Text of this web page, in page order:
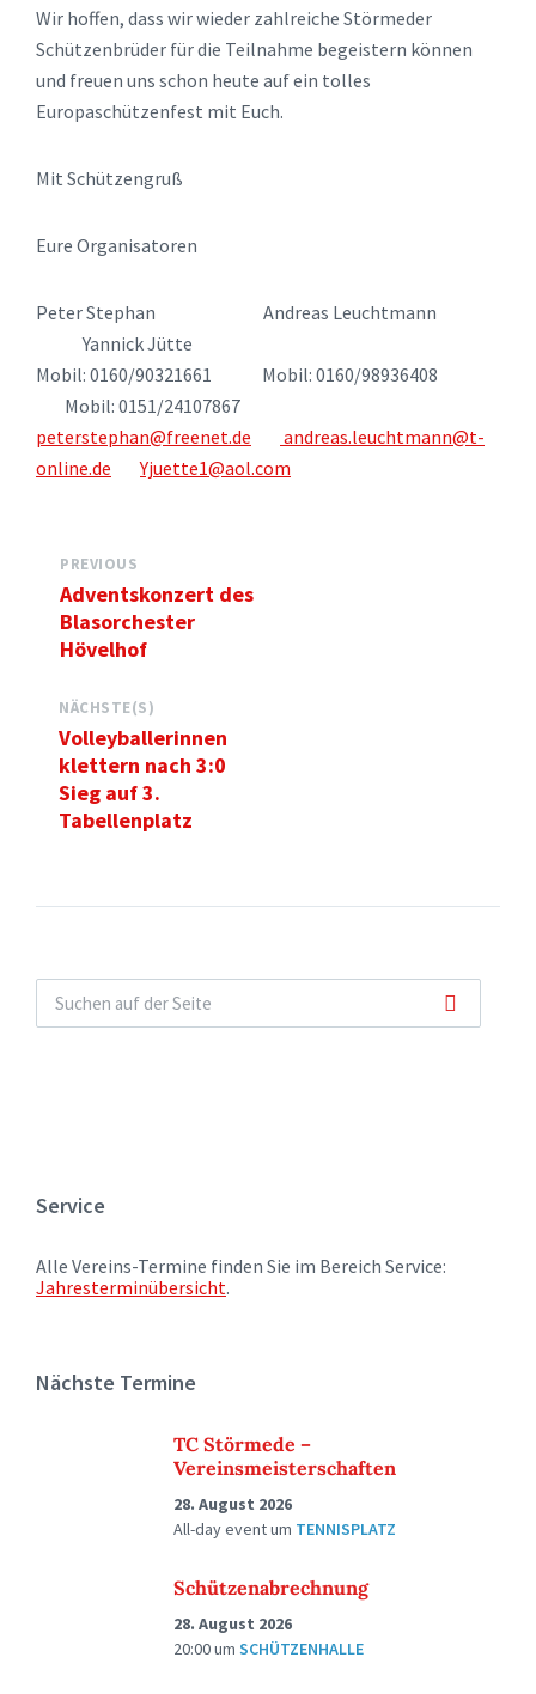
Wir hoffen, dass wir wieder zahlreiche Störmeder
Schützenbrüder für die Teilnahme begeistern können
und freuen uns schon heute auf ein tolles
Europaschützenfest mit Euch.
Mit Schützengruß
Eure Organisatoren
Peter Stephan Andreas Leuchtmann
Yannick Jütte
Mobil: 0160/90321661 Mobil: 0160/98936408
Mobil: 0151/24107867
peterstephan@freenet.de
andreas.leuchtmann@t-
online.de
Yjuette1@aol.com
PREVIOUS
Adventskonzert des
Blasorchester
Hövelhof
NÄCHSTE(S)
Volleyballerinnen
klettern nach 3:0
Sieg auf 3.
Tabellenplatz
Service
Alle Vereins-Termine finden Sie im Bereich Service:
Jahresterminübersicht.
Nächste Termine
TC Störmede –
Vereinsmeisterschaften
28. August 2026
All-day eventum TENNISPLATZ
Schützenabrechnung
28. August 2026
20:00um SCHÜTZENHALLE